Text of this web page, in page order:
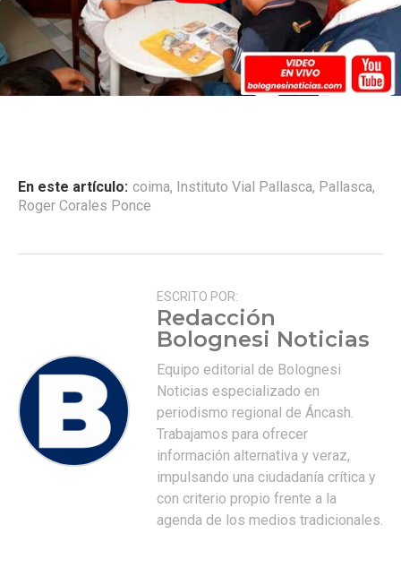
En este artículo: coima, Instituto Vial Pallasca, Pallasca,
Roger Corales Ponce
ESCRITO POR:
Redacción
Bolognesi Noticias
Equipo editorial de Bolognesi
Noticias especializado en
periodismo regional de Áncash.
Trabajamos para ofrecer
información alternativa y veraz,
impulsando una ciudadanía crítica y
con criterio propio frente a la
agenda de los medios tradicionales.